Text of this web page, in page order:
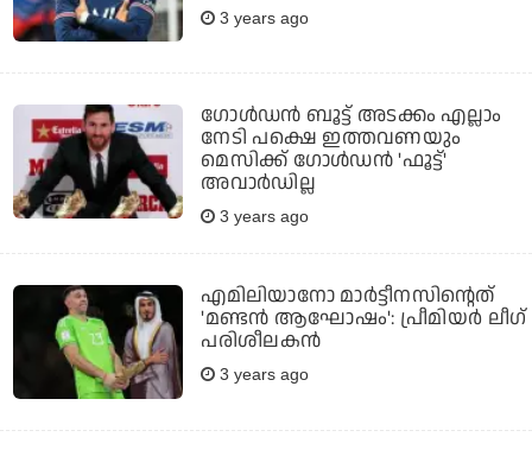
3 years ago
ഗോൾഡൻ ബൂട്ട് അടക്കം എല്ലാം
നേടി പക്ഷെ ഇത്തവണയും
മെസിക്ക് ഗോൾഡൻ 'ഫൂട്ട്'
അവാർഡില്ല
3 years ago
എമിലിയാനോ മാർട്ടീനസിന്റെത്
'മണ്ടൻ ആഘോഷം': പ്രീമിയർ ലീഗ്
പരിശീലകൻ
3 years ago